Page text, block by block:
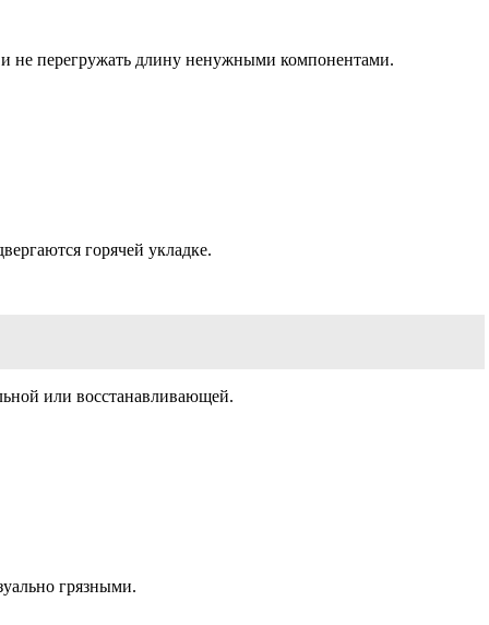
и не перегружать длину ненужными компонентами.
горячей укладке.
или восстанавливающей.
грязными.